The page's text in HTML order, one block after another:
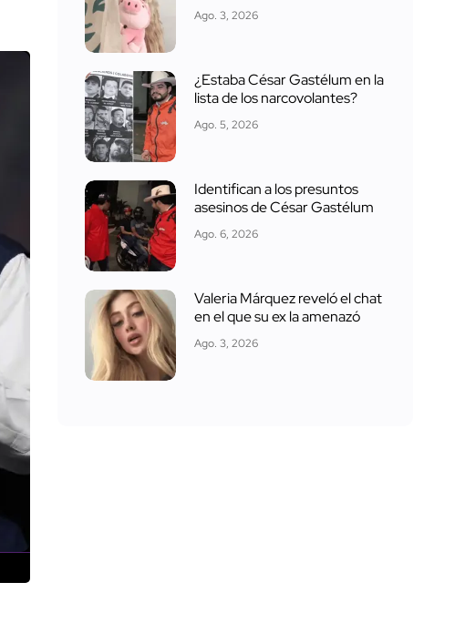
Ago. 3, 2026
¿Estaba César Gastélum en la
lista de los narcovolantes?
Ago. 5, 2026
Identifican a los presuntos
asesinos de César Gastélum
Ago. 6, 2026
Valeria Márquez reveló el chat
en el que su ex la amenazó
Ago. 3, 2026